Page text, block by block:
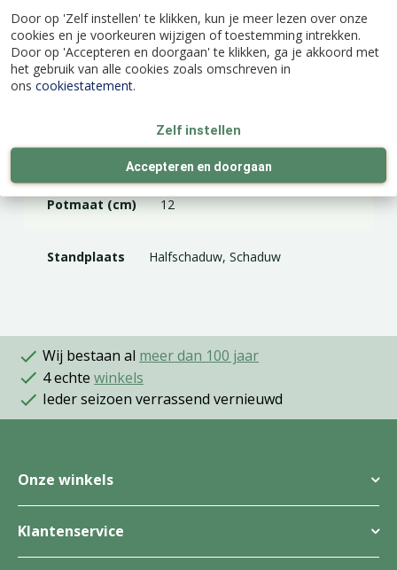
Door op 'Zelf instellen' te klikken, kun je meer lezen over onze
cookies en je voorkeuren wijzigen of toestemming intrekken.
Door op 'Accepteren en doorgaan' te klikken, ga je akkoord met
het gebruik van alle cookies zoals omschreven in
ons cookiestatement.
Zelf instellen
Accepteren en doorgaan
Specificaties
Latijnse naam Calathea Makoyana
Potmaat (cm) 12
Standplaats Halfschaduw, Schaduw
Wij bestaan al meer dan 100 jaar
4 echte winkels
Ieder seizoen verrassend vernieuwd
Onze winkels
Klantenservice